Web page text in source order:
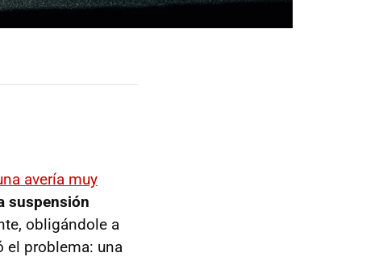
avería muy
suspensión
obligándole a
el problema: una